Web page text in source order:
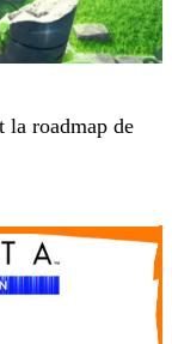
la roadmap de